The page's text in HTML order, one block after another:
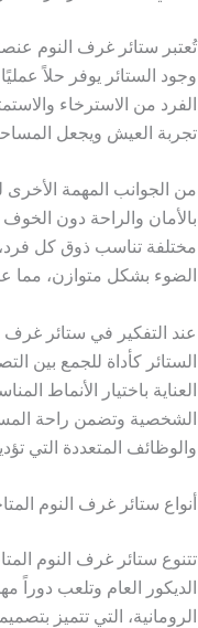
تُعتبر ستائر غرف النوم
وجود الستائر يوفر حلاً
الفرد من الاسترخاء
تجربة العيش ويجعل
من الجوانب المهمة
بالأمان والراحة دون
مختلفة تناسب ذوق كل
الضوء بشكل متوازن، مما
عند التفكير في ستائر غرف
الستائر كأداة للجمع بين
العناية باختيار الأنماط
الشخصية وتضمن راحة
والوظائف المتعددة التي
أنواع ستائر غرف النوم
تتنوع ستائر غرف النوم
الديكور العام وتلعب دوراً
الرومانية، التي تتميز